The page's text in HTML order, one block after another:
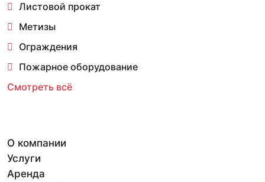
Листовой прокат
Метизы
Ограждения
Пожарное оборудование
Смотреть всё
О компании
Услуги
Аренда